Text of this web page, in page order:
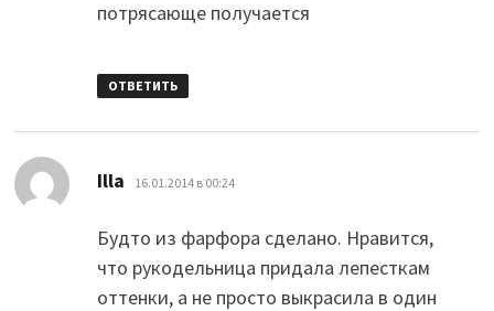
потрясающе получается
ОТВЕТИТЬ
Illa 16.01.2014 в 00:24
Будто из фарфора сделано. Нравится,
что рукодельница придала лепесткам
оттенки, а не просто выкрасила в один